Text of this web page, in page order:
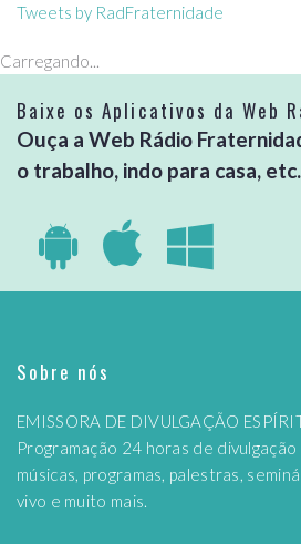
Tweets by RadFraternidade
Carregando...
Baixe os Aplicativos da Web
Ouça a Web Rádio
o trabalho, indo para casa,
Sobre nós
EMISSORA DE DIVULGAÇÃO
Programação 24 horas de
músicas, programas, palestras,
vivo e muito mais.